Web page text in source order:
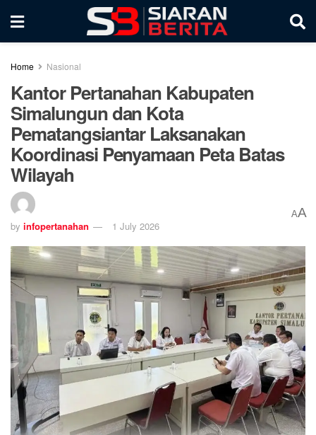
Home Nasional
Kantor Pertanahan Kabupaten
Simalungun dan Kota
Pematangsiantar Laksanakan
Koordinasi Penyamaan Peta Batas
Wilayah
by infopertanahan 1 July 2026
AA